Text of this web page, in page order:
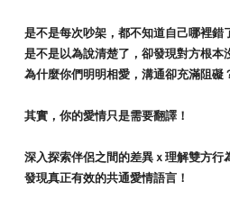
是不是每次吵架，都不知道自己哪裡錯
是不是以為說清楚了，卻發現對方根本
為什麼你們明明相愛，溝通卻充滿阻礙
其實，你的愛情只是需要翻譯！
深入探索伴侶之間的差異ｘ理解雙方行
發現真正有效的共通愛情語言！